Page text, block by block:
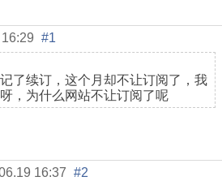
#1
了续订，这个月却不让订阅了，我
，为什么网站不让订阅了呢
16:37 #2